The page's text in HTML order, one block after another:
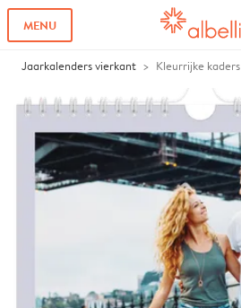
MENU
Jaarkalenders vierkant Kleurrijke kaders